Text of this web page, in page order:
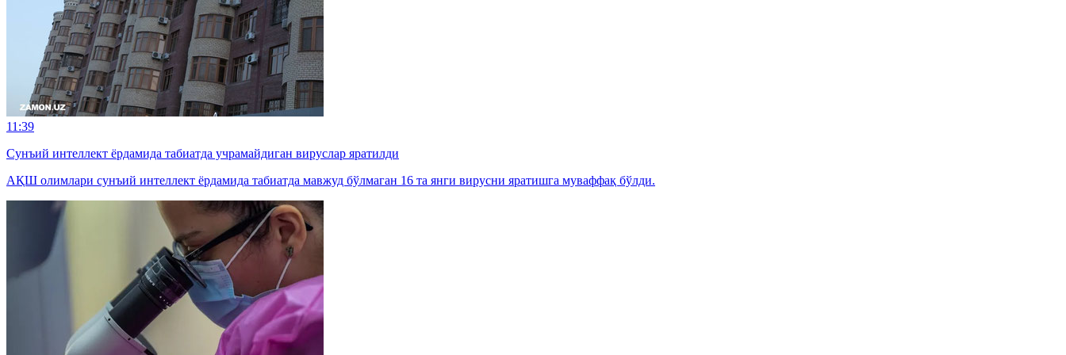
11:39
Сунъий интеллект ёрдамида табиатда учрамайдиган вируслар яратилди
АҚШ олимлари сунъий интеллект ёрдамида табиатда мавжуд бўлмаган 16 та янги вирусни яратишга муваффақ бўлди.